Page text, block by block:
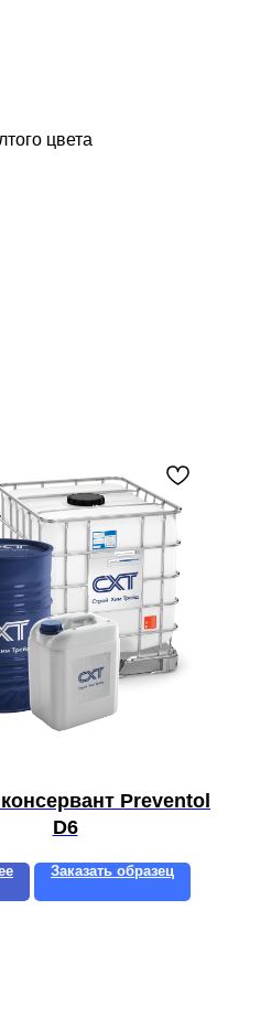
цвета
Preventol
D6
Заказать образец